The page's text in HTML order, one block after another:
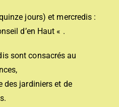
jours) et mercredis :
d’en Haut « .
sont consacrés au
des jardiniers et de